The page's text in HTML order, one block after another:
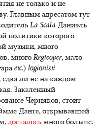
не только и не
Главным адресатом тут
La Scala Даниэль
политики которого
музыки, много
многоRegieoper, мало
etc.) logionisti
едва ли не на каждом
Закаленный
Черняков, стоит
Данте, открывавшей
досталось много больше.